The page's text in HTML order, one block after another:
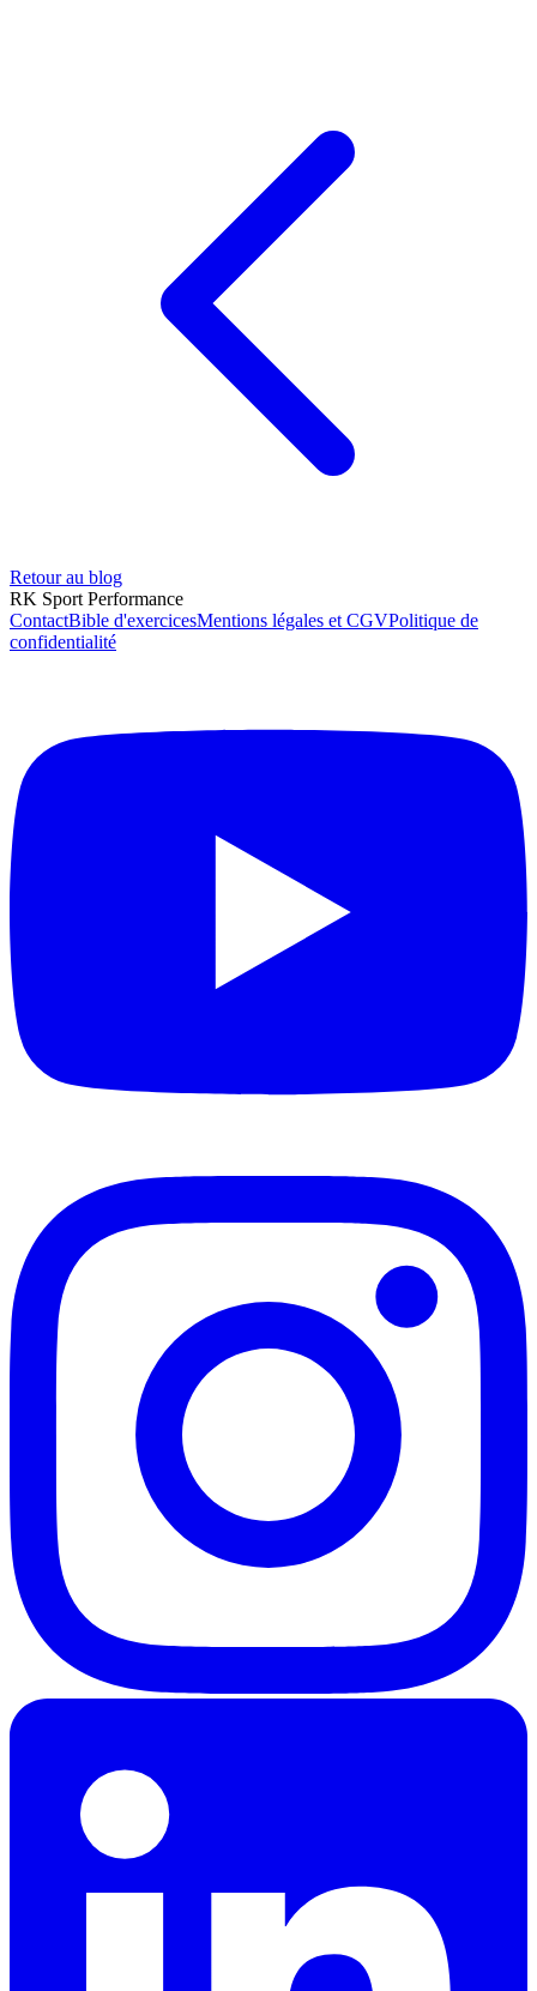
Retour au blog
RK Sport Performance
ContactBible d'exercicesMentions légales et CGVPolitique de
confidentialité